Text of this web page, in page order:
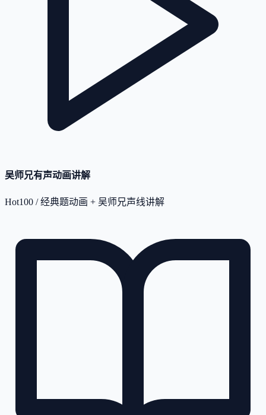
吴师兄有声动画讲解
Hot100 / 经典题动画 + 吴师兄声线讲解